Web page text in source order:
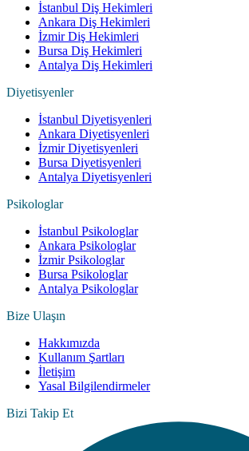
İstanbul Diş Hekimleri
Ankara Diş Hekimleri
İzmir Diş Hekimleri
Bursa Diş Hekimleri
Antalya Diş Hekimleri
Diyetisyenler
İstanbul Diyetisyenleri
Ankara Diyetisyenleri
İzmir Diyetisyenleri
Bursa Diyetisyenleri
Antalya Diyetisyenleri
Psikologlar
İstanbul Psikologlar
Ankara Psikologlar
İzmir Psikologlar
Bursa Psikologlar
Antalya Psikologlar
Bize Ulaşın
Hakkımızda
Kullanım Şartları
İletişim
Yasal Bilgilendirmeler
Bizi Takip Et